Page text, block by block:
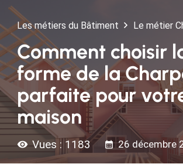
Les métiers du Bâtiment Le métier
Comment choisir
forme de la
parfaite pour
maison
visibility Vues : 1183 calendar_month 26 décembre